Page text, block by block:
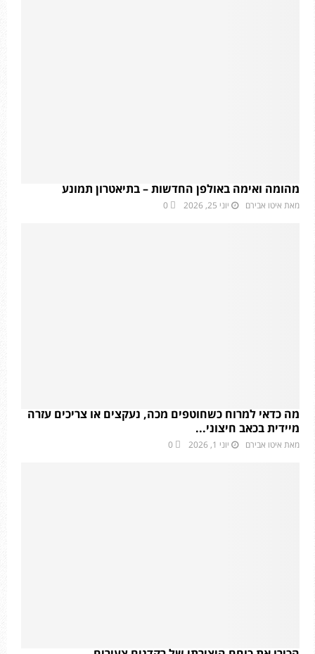
מהומה ואימה באולפן החדשות – בתיאטרון תמונע
מאת איטו אבירם יוני 25, 2026 0
מה כדאי למרוח כשחוטפים מכה, נעקצים או צריכים עזרה
מיידית בכאב חיצוני...
מאת איטו אבירם יוני 1, 2026 0